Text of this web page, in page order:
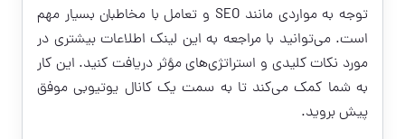
توجه به مواردی مانند SEO و تعامل با مخاطبان بسیار مهم
است. می‌توانید با مراجعه به این لینکاطلاعات بیشتری در
مورد نکات کلیدی و استراتژی‌های مؤثر دریافت کنید. این کار
به شما کمک می‌کند تا به سمت یک کانال یوتیوبی موفق
پیش بروید.